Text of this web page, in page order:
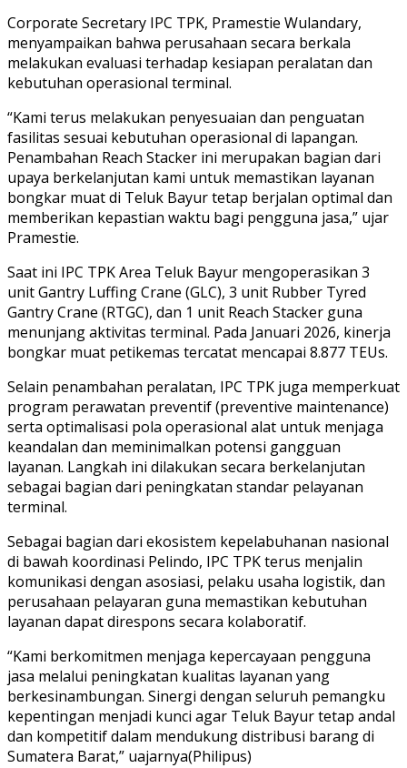
Corporate Secretary IPC TPK, Pramestie Wulandary,
menyampaikan bahwa perusahaan secara berkala
melakukan evaluasi terhadap kesiapan peralatan dan
kebutuhan operasional terminal.
“Kami terus melakukan penyesuaian dan penguatan
fasilitas sesuai kebutuhan operasional di lapangan.
Penambahan Reach Stacker ini merupakan bagian dari
upaya berkelanjutan kami untuk memastikan layanan
bongkar muat di Teluk Bayur tetap berjalan optimal dan
memberikan kepastian waktu bagi pengguna jasa,” ujar
Pramestie.
Saat ini IPC TPK Area Teluk Bayur mengoperasikan 3
unit Gantry Luffing Crane (GLC), 3 unit Rubber Tyred
Gantry Crane (RTGC), dan 1 unit Reach Stacker guna
menunjang aktivitas terminal. Pada Januari 2026, kinerja
bongkar muat petikemas tercatat mencapai 8.877 TEUs.
Selain penambahan peralatan, IPC TPK juga memperkuat
program perawatan preventif (preventive maintenance)
serta optimalisasi pola operasional alat untuk menjaga
keandalan dan meminimalkan potensi gangguan
layanan. Langkah ini dilakukan secara berkelanjutan
sebagai bagian dari peningkatan standar pelayanan
terminal.
Sebagai bagian dari ekosistem kepelabuhanan nasional
di bawah koordinasi Pelindo, IPC TPK terus menjalin
komunikasi dengan asosiasi, pelaku usaha logistik, dan
perusahaan pelayaran guna memastikan kebutuhan
layanan dapat direspons secara kolaboratif.
“Kami berkomitmen menjaga kepercayaan pengguna
jasa melalui peningkatan kualitas layanan yang
berkesinambungan. Sinergi dengan seluruh pemangku
kepentingan menjadi kunci agar Teluk Bayur tetap andal
dan kompetitif dalam mendukung distribusi barang di
Sumatera Barat,” uajarnya(Philipus)